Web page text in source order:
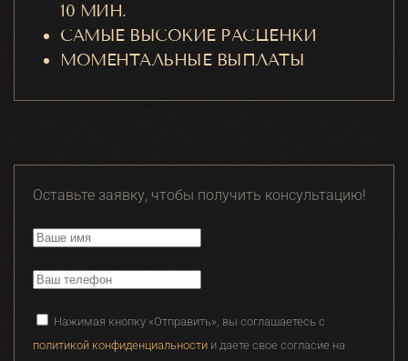
10 МИН.
САМЫЕ ВЫСОКИЕ РАСЦЕНКИ
МОМЕНТАЛЬНЫЕ ВЫПЛАТЫ
Оставьте заявку, чтобы получить консультацию!
Нажимая кнопку «Отправить», вы соглашаетесь с
политикой конфиденциальности и даете свое согласие на